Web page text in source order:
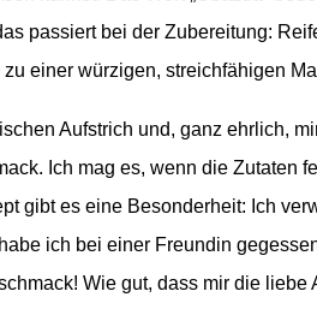
passiert bei der Zubereitung:
einer würzigen, streichfähigen
Aufstrich und, ganz ehrlich,
Ich mag es, wenn die Zutaten
gibt es eine Besonderheit: Ich
ich bei einer Freundin
Wie gut, dass mir die liebe